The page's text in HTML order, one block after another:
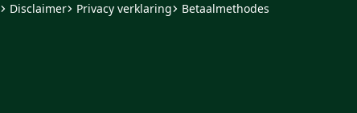
Disclaimer Privacy verklaring Betaalmethodes